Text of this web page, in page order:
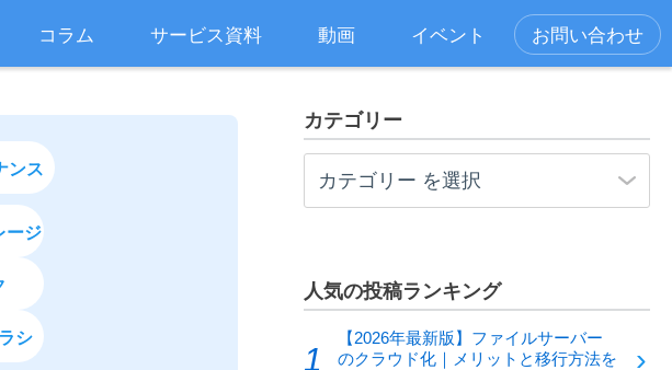
コラム サービス資料 動画 イベント お問い合わせ
ンス
ージ
シ
カテゴリー
人気の投稿ランキング
【2026年最新版】ファイルサーバー
のクラウド化｜メリットと移行方法を